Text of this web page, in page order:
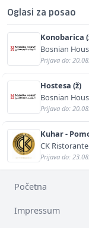
Oglasi za posao
Konobarica
Bosnian
Prijava do:
Hostesa (ž)
Bosnian
Prijava do:
Kuhar -
CK Ristorante
Prijava do:
Početna
Impressum